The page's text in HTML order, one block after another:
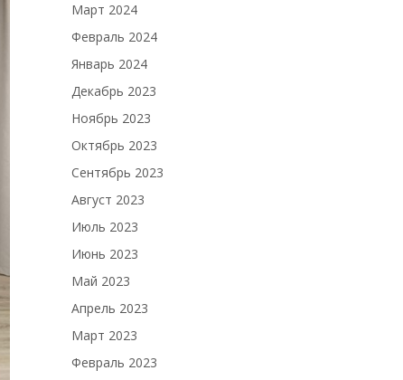
Март 2024
Февраль 2024
Январь 2024
Декабрь 2023
Ноябрь 2023
Октябрь 2023
Сентябрь 2023
Август 2023
Июль 2023
Июнь 2023
Май 2023
Апрель 2023
Март 2023
Февраль 2023